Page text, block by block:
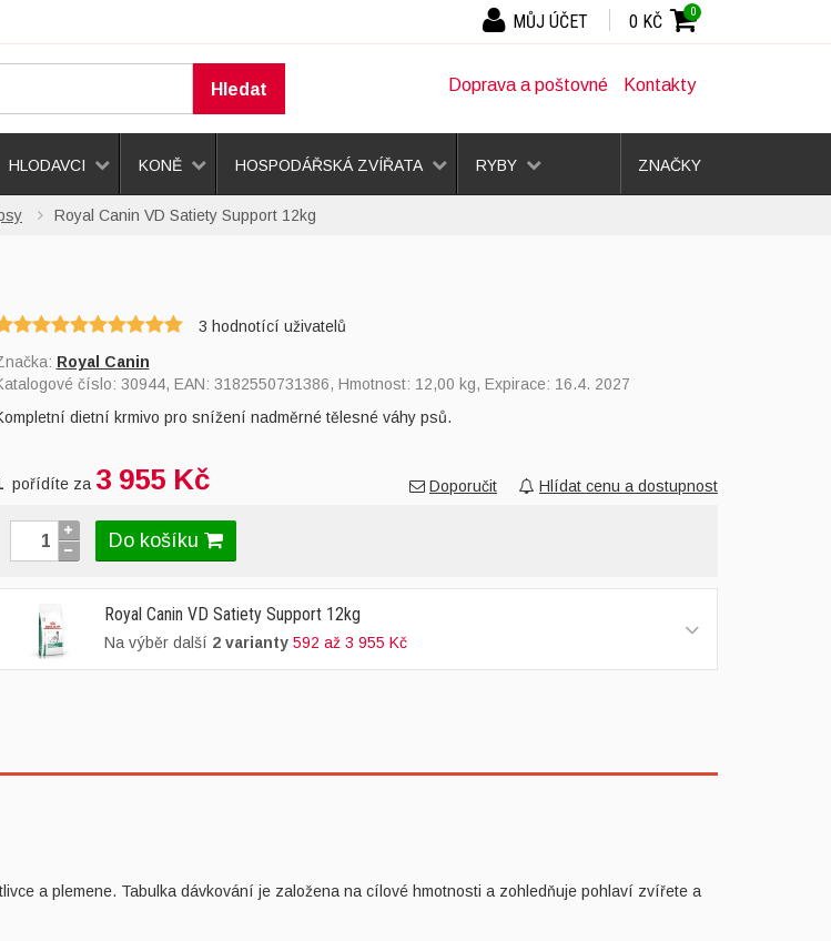
Hledat Doprava a poštovné Kontakty
Royal Canin VD Satiety Support 12kg
3 hodnotící uživatelů
Royal Canin
číslo: 30944, EAN: 3182550731386, Hmotnost: 12,00 kg, Expirace: 16.4. 2027
dietní krmivo pro snížení nadměrné tělesné váhy psů.
Doporučit Hlídat cenu a dostupnost
pořídíte za 3 955 Kč
Do košíku
Royal Canin VD Satiety Support 12kg
Na výběr další 2 varianty 592 až 3 955 Kč
a plemene. Tabulka dávkování je založena na cílové hmotnosti a zohledňuje pohlaví zvířete a
HLODAVCI KONĚ HOSPODÁŘSKÁ ZVÍŘATA RYBY ZNAČKY
0 KČ 0
MŮJ ÚČET